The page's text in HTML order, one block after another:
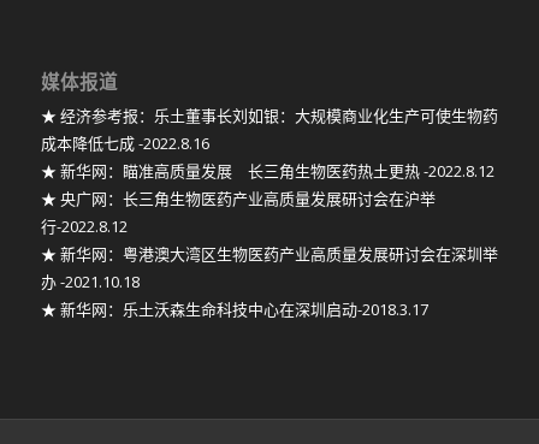
媒体报道
★ 经济参考报：乐土董事长刘如银：大规模商业化生产可使生物药
成本降低七成 -2022.8.16
★ 新华网：瞄准高质量发展 长三角生物医药热土更热 -2022.8.12
★ 央广网：长三角生物医药产业高质量发展研讨会在沪举
行-2022.8.12
★ 新华网：粤港澳大湾区生物医药产业高质量发展研讨会在深圳举
办 -2021.10.18
★ 新华网：乐土沃森生命科技中心在深圳启动-2018.3.17